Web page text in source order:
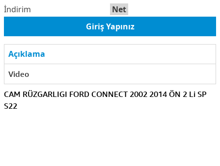
Net
Giriş Yapınız
Açıklama
Video
CAM RÜZGARLIGI FORD CONNECT 2002 2014 ÖN 2 Li SP
S22